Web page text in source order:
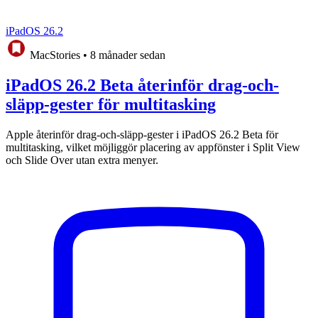
iPadOS 26.2
MacStories • 8 månader sedan
iPadOS 26.2 Beta återinför drag-och-
släpp-gester för multitasking
Apple återinför drag-och-släpp-gester i iPadOS 26.2 Beta för
multitasking, vilket möjliggör placering av appfönster i Split View
och Slide Over utan extra menyer.